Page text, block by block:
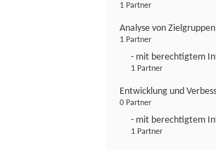
1 Partner
Analyse von
1 Partner
- mit berechtigtem
1 Partner
Entwicklung und
0 Partner
- mit berechtigtem
1 Partner